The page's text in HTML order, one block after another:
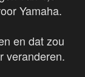
Yamaha.
en dat zou
veranderen.